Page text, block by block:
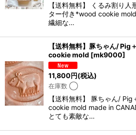
【送料無料】 くるみ割り
ター付き*wood cookie
繊細な…
【送料無料】豚ちゃん/
cookie mold [mk9000]
11,800円(税込)
在庫数 ◯
【送料無料】 豚ちゃん/
cookie mold made in
とても素敵な…